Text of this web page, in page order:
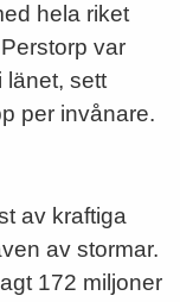
hela riket
var
länet, sett
per invånare.
av kraftiga
av stormar.
172 miljoner